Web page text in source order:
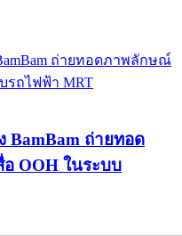
BamBam ถ่ายทอด
OOH ในระบบ